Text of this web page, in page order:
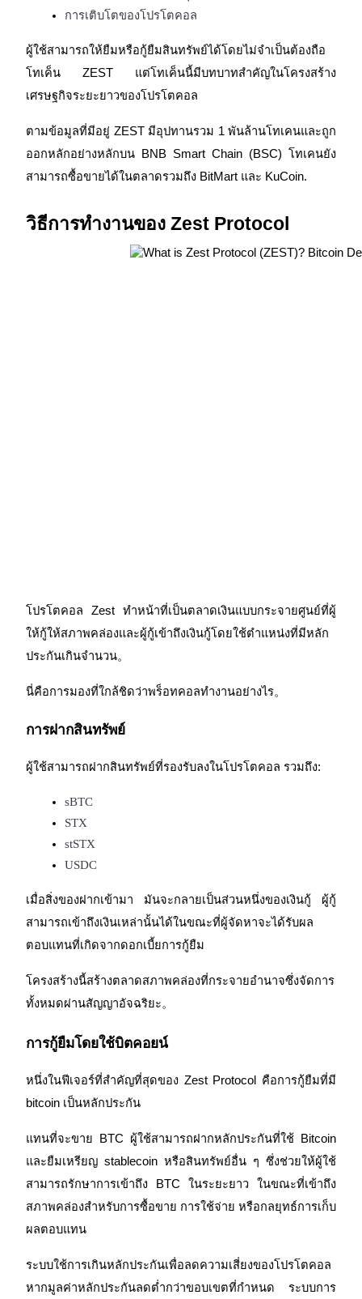
การล็อค BTR
การลงทุนพิเศษสำหรับผู้ถือ BTR
เงินกู้
บริการยืมเงินที่ได้รับการสนับสนุนจาก Crypto
ลงทุนอัตโนมัติ
คว้าผลกำไรระยะยาวและผลประโยชน์ที่ยืดหยุ่น
Bitrue AI
การเติบโตของโปรโตคอล
ผู้ใช้สามารถให้ยืมหรือกู้ยืมสินทรัพย์ได้โดยไม่จำเป็นต้องถือ
โทเค็น ZEST แต่โทเค็นนี้มีบทบาทสำคัญในโครงสร้าง
เศรษฐกิจระยะยาวของโปรโตคอล
ตามข้อมูลที่มีอยู่ ZEST มีอุปทานรวม 1 พันล้านโทเคนและถูก
ออกหลักอย่างหลักบน BNB Smart Chain (BSC) โทเคนยัง
สามารถซื้อขายได้ในตลาดรวมถึง BitMart และ KuCoin.
วิธีการทำงานของ Zest Protocol
โปรโตคอล Zest ทำหน้าที่เป็นตลาดเงินแบบกระจายศูนย์ที่ผู้
ให้กู้ให้สภาพคล่องและผู้กู้เข้าถึงเงินกู้โดยใช้ตำแหน่งที่มีหลัก
ประกันเกินจำนวน。
นี่คือการมองที่ใกล้ชิดว่าพร็อทคอลทำงานอย่างไร。
การฝากสินทรัพย์
ผู้ใช้สามารถฝากสินทรัพย์ที่รองรับลงในโปรโตคอล รวมถึง:
sBTC
STX
stSTX
USDC
เมื่อสิ่งของฝากเข้ามา มันจะกลายเป็นส่วนหนึ่งของเงินกู้ ผู้กู้
สามารถเข้าถึงเงินเหล่านั้นได้ในขณะที่ผู้จัดหาจะได้รับผล
ตอบแทนที่เกิดจากดอกเบี้ยการกู้ยืม
โครงสร้างนี้สร้างตลาดสภาพคล่องที่กระจายอำนาจซึ่งจัดการ
ทั้งหมดผ่านสัญญาอัจฉริยะ。
การกู้ยืมโดยใช้บิตคอยน์
หนึ่งในฟีเจอร์ที่สำคัญที่สุดของ Zest Protocol คือการกู้ยืมที่มี
bitcoin เป็นหลักประกัน
แทนที่จะขาย BTC ผู้ใช้สามารถฝากหลักประกันที่ใช้ Bitcoin
และยืมเหรียญ stablecoin หรือสินทรัพย์อื่น ๆ ซึ่งช่วยให้ผู้ใช้
สามารถรักษาการเข้าถึง BTC ในระยะยาว ในขณะที่เข้าถึง
สภาพคล่องสำหรับการซื้อขาย การใช้จ่าย หรือกลยุทธ์การเก็บ
ผลตอบแทน
ระบบใช้การเกินหลักประกันเพื่อลดความเสี่ยงของโปรโตคอล
หากมูลค่าหลักประกันลดต่ำกว่าขอบเขตที่กำหนด ระบบการ